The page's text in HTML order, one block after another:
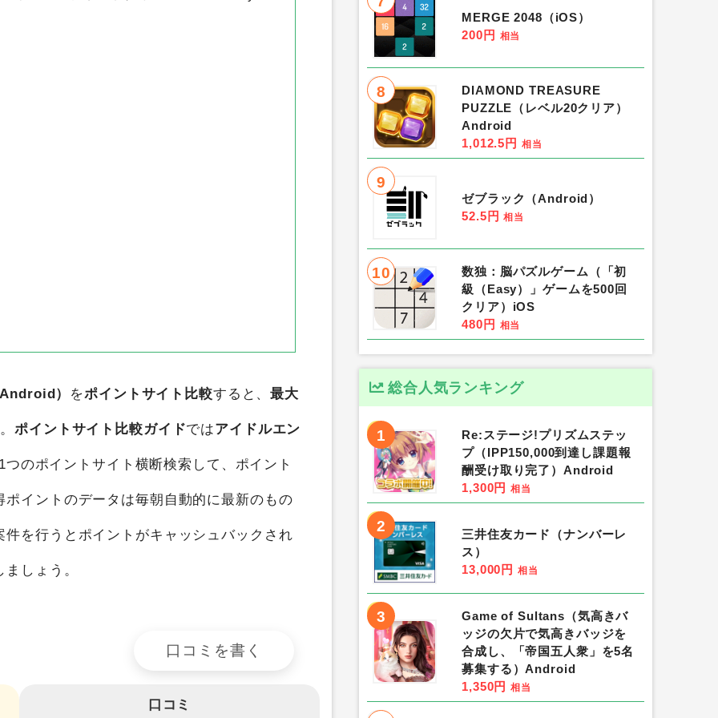
） をポイントサイト比較すると、最大
ポイントサイト比較ガイドではアイドルエン
つのポイントサイト横断検索して、ポイント
イントのデータは毎朝自動的に最新のもの
を行うとポイントがキャッシュバックされ
しょう。
口コミを書く
口コミ
MERGE 2048（iOS）
200円 相当
8
DIAMOND TREASURE
PUZZLE（レベル20クリア）
Android
1,012.5円 相当
9
ゼブラック（Android）
52.5円 相当
10
数独：脳パズルゲーム（「初
級（Easy）」ゲームを500回
クリア）iOS
480円 相当
総合人気ランキング
1
Re:ステージ!プリズムステッ
プ（IPP150,000到達し課題報
酬受け取り完了）Android
1,300円 相当
2
三井住友カード（ナンバーレ
ス）
13,000円 相当
3
Game of Sultans（気高きバ
ッジの欠片で気高きバッジを
合成し、「帝国五人衆」を5名
募集する）Android
1,350円 相当